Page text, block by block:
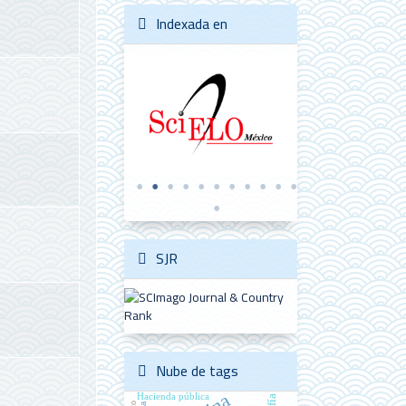
Indexada en
SJR
Nube de tags
Hacienda pública